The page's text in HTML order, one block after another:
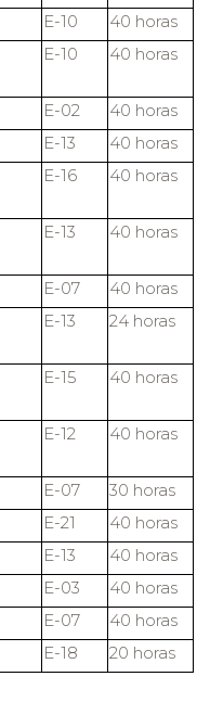
E-10
40 horas
E-10 40 horas
E-02
40 horas
E-13
40 horas
E-16 40 horas
E-13 40 horas
E-07
40 horas
E-13 24 horas
E-15 40 horas
E-12 40 horas
E-07
30 horas
E-21
40 horas
E-13
40 horas
E-03
40 horas
E-07
40 horas
E-18 20 horas